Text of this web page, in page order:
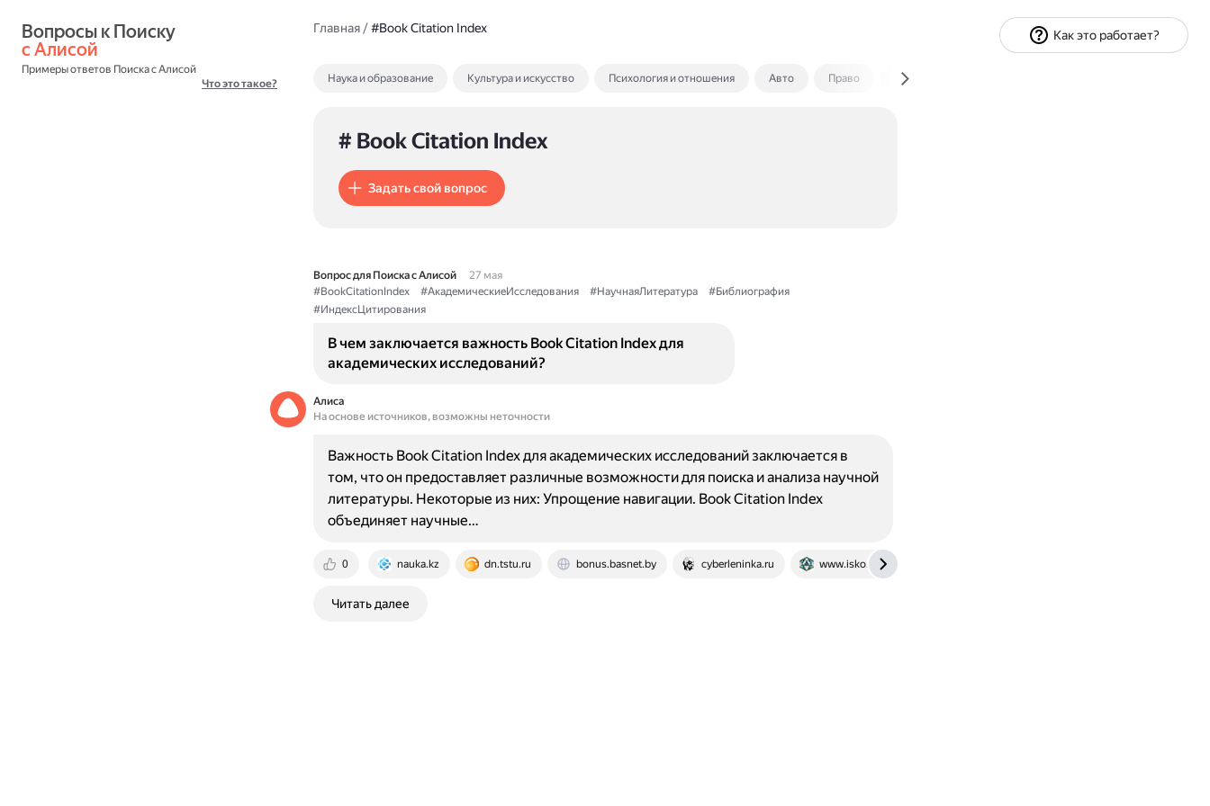
с Алисой
Примеры ответов Поиска с Алисой
Что это такое?
Главная/#Book Citation Index
Наука и образование Культура и искусство Психология и отношения Авто Право Экономика и финансы
# Book Citation Index
Задать свой вопрос
Вопрос для Поиска с Алисой
27 мая
#BookCitationIndex
#АкадемическиеИсследования #НаучнаяЛитература
#Библиография
#ИндексЦитирования
В чем заключается важность Book Citation Index для
академических исследований?
Алиса
На основе источников, возможны неточности
0 nauka.kz dn.tstu.ru bonus.basnet.by cyberleninka.ru www.isko.org
Важность Book Citation Index для академических исследований заключается в
том, что он предоставляет различные возможности для поиска и анализа научной
литературы. Некоторые из них: Упрощение навигации. Book Citation Index
объединяет научные…
Читать далее
Как это работает?